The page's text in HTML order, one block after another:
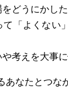
どうにかした
「よくない
考えを大事に
あなたとつな